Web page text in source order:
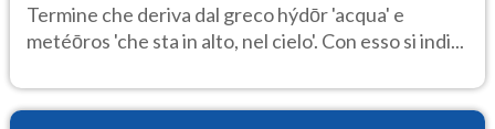
Termine che deriva dal greco hýdōr 'acqua' e
metéōros 'che sta in alto, nel cielo'. Con esso si indi...